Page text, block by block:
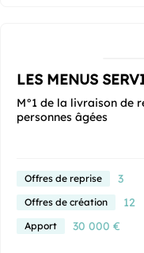
LES MENUS
M°1 de la livraison de
personnes âgées
Offres de reprise 3
Offres de création 12
Apport 30 000 €